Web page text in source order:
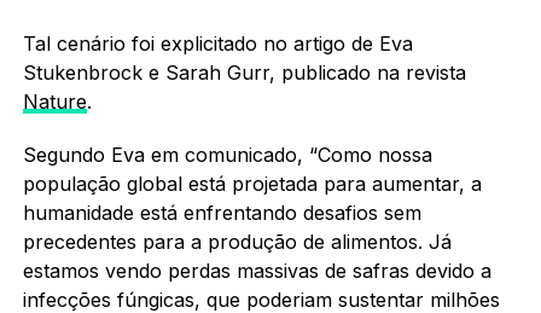
Tal cenário foi explicitado no artigo de Eva
Stukenbrock e Sarah Gurr, publicado na revista
Nature.
Segundo Eva em comunicado, “Como nossa
população global está projetada para aumentar, a
humanidade está enfrentando desafios sem
precedentes para a produção de alimentos. Já
estamos vendo perdas massivas de safras devido a
infecções fúngicas, que poderiam sustentar milhões